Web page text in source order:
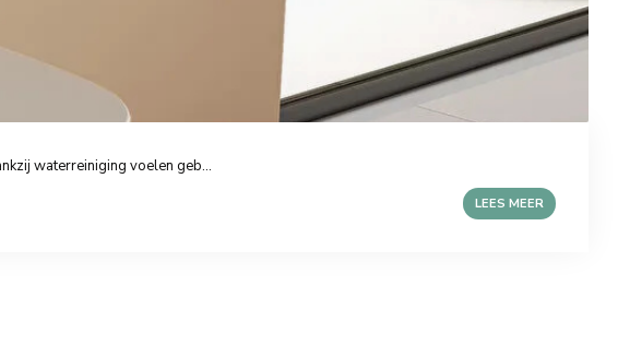
waterreiniging voelen geb...
LEES MEER